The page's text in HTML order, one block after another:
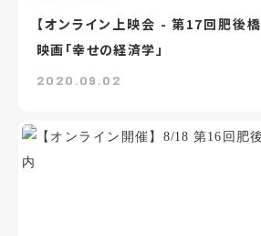
【オンライン上映会 - 第17回肥
映画「幸せの経済学」
2020.09.02